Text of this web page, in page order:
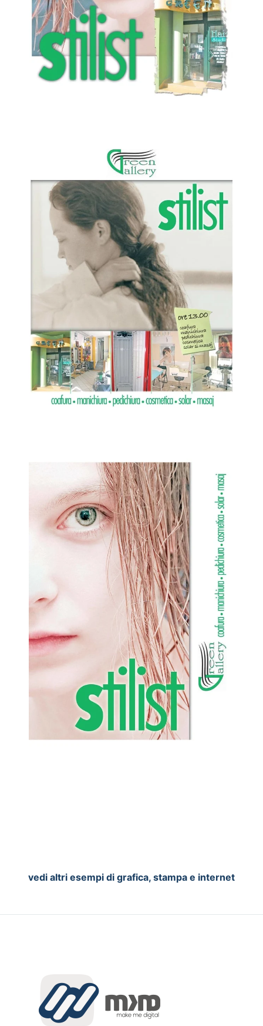
vedi altri esempi di grafica, stampa e internet